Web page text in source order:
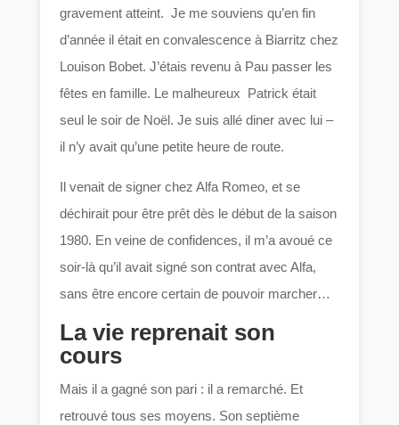
gravement atteint. Je me souviens qu’en fin
d’année il était en convalescence à Biarritz chez
Louison Bobet. J’étais revenu à Pau passer les
fêtes en famille. Le malheureux Patrick était
seul le soir de Noël. Je suis allé diner avec lui –
il n’y avait qu’une petite heure de route.
Il venait de signer chez Alfa Romeo, et se
déchirait pour être prêt dès le début de la saison
1980. En veine de confidences, il m’a avoué ce
soir-là qu’il avait signé son contrat avec Alfa,
sans être encore certain de pouvoir marcher…
La vie reprenait son
cours
Mais il a gagné son pari : il a remarché. Et
retrouvé tous ses moyens. Son septième